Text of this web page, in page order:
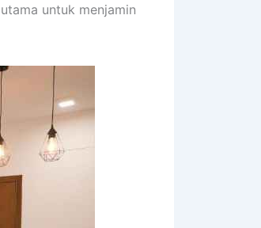
untuk menjamin